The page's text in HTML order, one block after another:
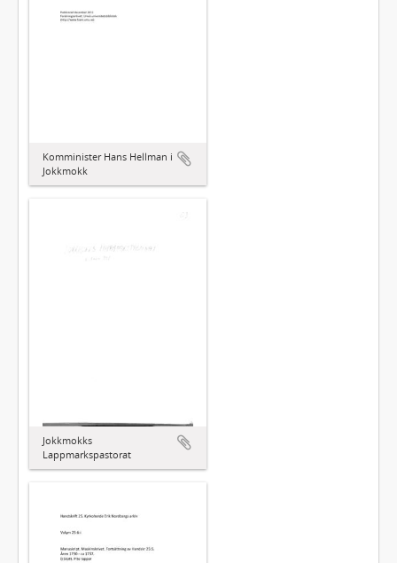
Komminister Hans Hellman i
Jokkmokk
Jokkmokks
Lappmarkspastorat